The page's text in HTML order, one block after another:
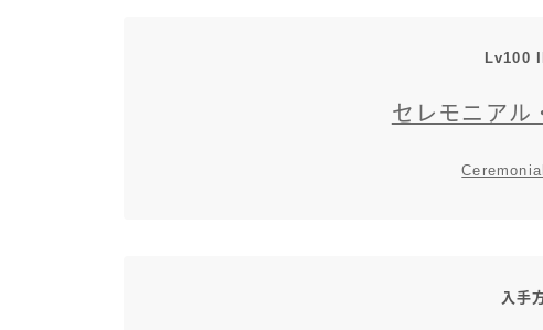
Lv100
セレモニアル
入手